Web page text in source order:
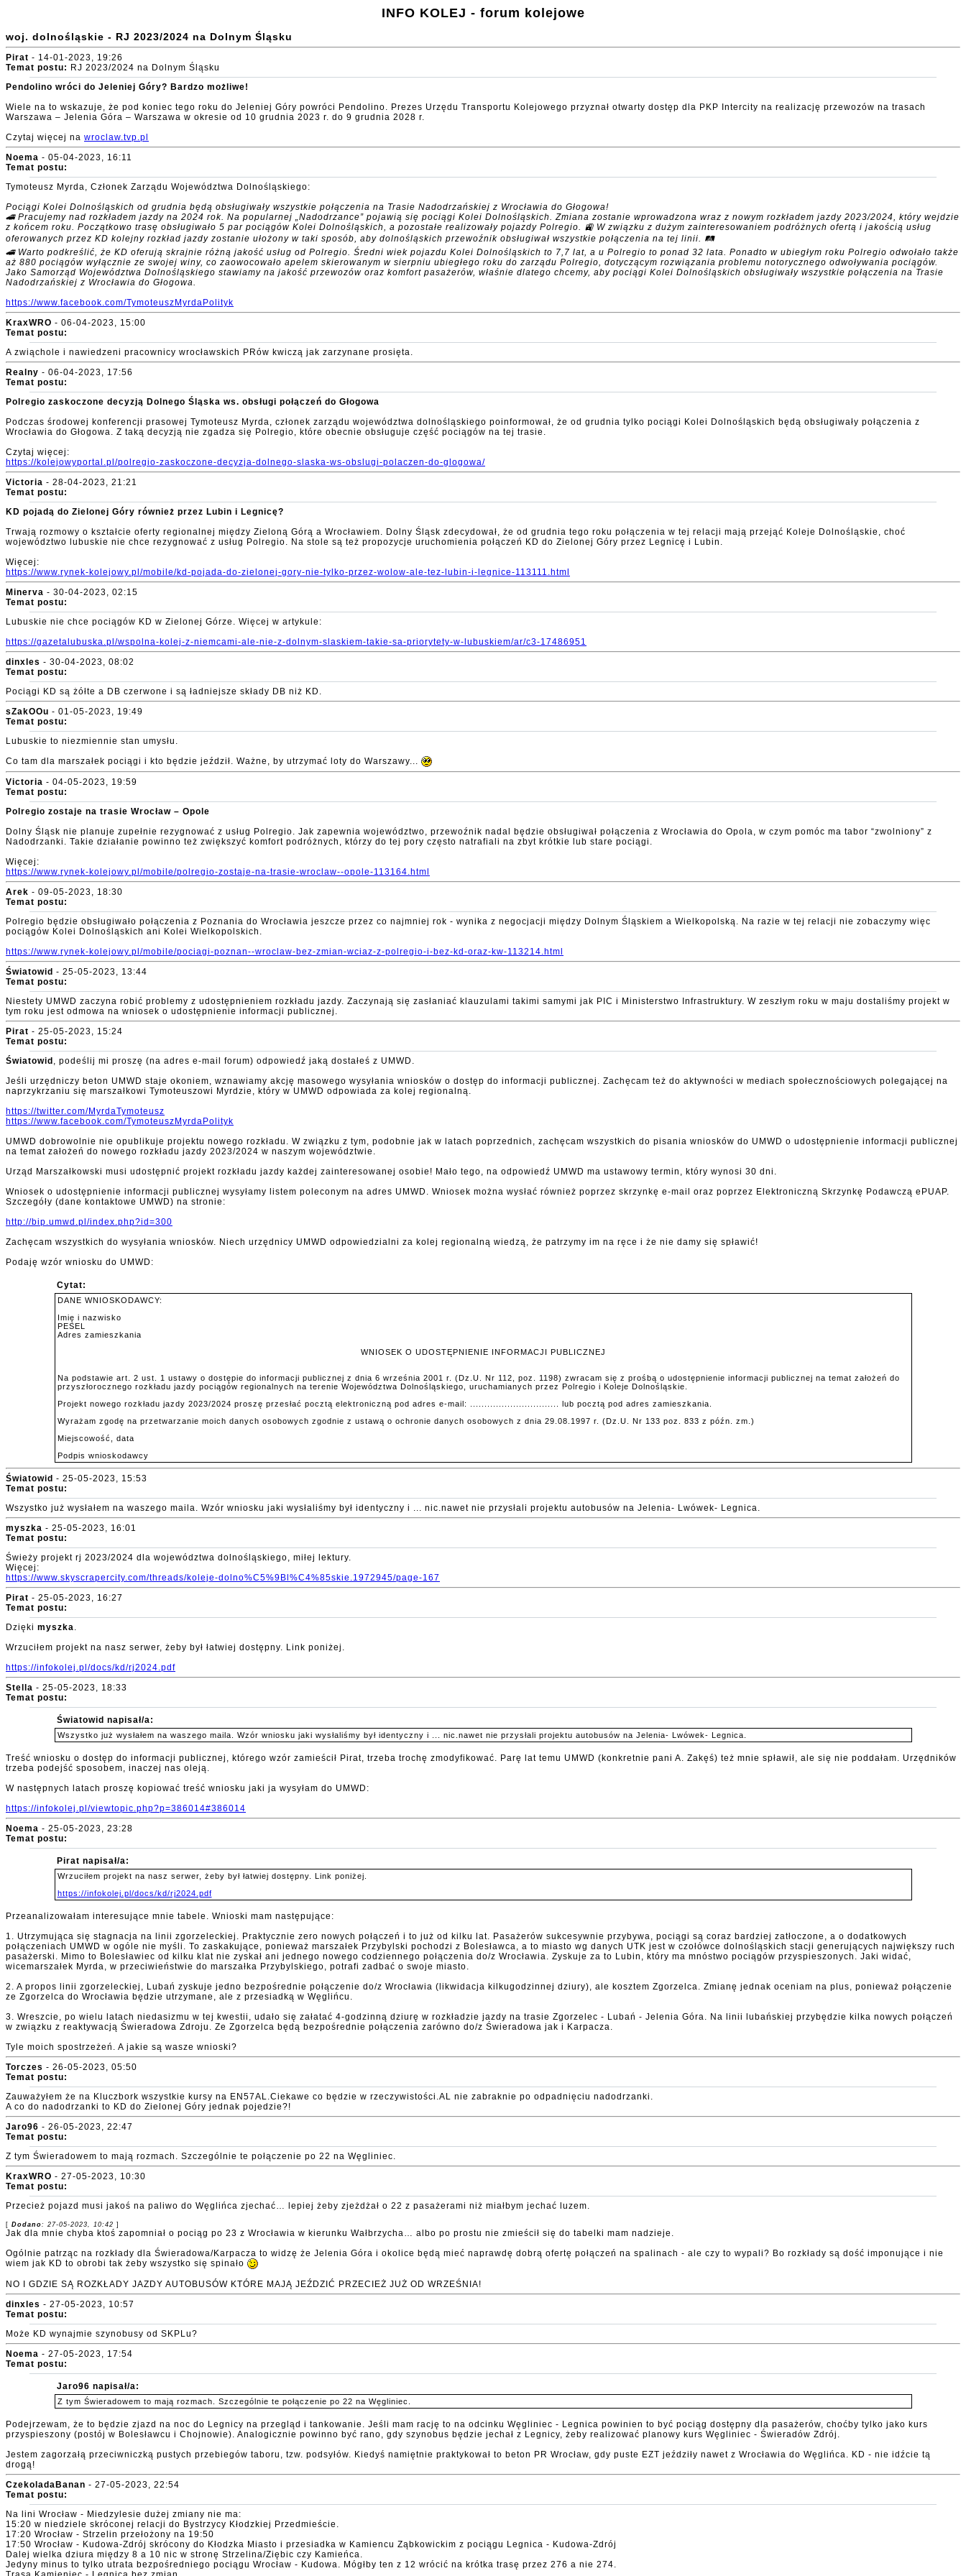
INFO KOLEJ - forum kolejowe
woj. dolnośląskie - RJ 2023/2024 na Dolnym Śląsku
Pirat - 14-01-2023, 19:26
Temat postu: RJ 2023/2024 na Dolnym Śląsku
Pendolino wróci do Jeleniej Góry? Bardzo możliwe!
Wiele na to wskazuje, że pod koniec tego roku do Jeleniej Góry powróci Pendolino. Prezes Urzędu Transportu Kolejowego przyznał otwarty dostęp dla PKP Intercity na realizację przewozów na trasach
Warszawa – Jelenia Góra – Warszawa w okresie od 10 grudnia 2023 r. do 9 grudnia 2028 r.
Czytaj więcej na wroclaw.tvp.pl
Noema - 05-04-2023, 16:11
Temat postu:
Tymoteusz Myrda, Członek Zarządu Województwa Dolnośląskiego:
Pociągi Kolei Dolnośląskich od grudnia będą obsługiwały wszystkie połączenia na Trasie Nadodrzańskiej z Wrocławia do Głogowa!
🚄 Pracujemy nad rozkładem jazdy na 2024 rok. Na popularnej „Nadodrzance” pojawią się pociągi Kolei Dolnośląskich. Zmiana zostanie wprowadzona wraz z nowym rozkładem jazdy 2023/2024, który wejdzie
z końcem roku. Początkowo trasę obsługiwało 5 par pociągów Kolei Dolnośląskich, a pozostałe realizowały pojazdy Polregio. 🚉 W związku z dużym zainteresowaniem podróżnych ofertą i jakością usług
oferowanych przez KD kolejny rozkład jazdy zostanie ułożony w taki sposób, aby dolnośląskich przewoźnik obsługiwał wszystkie połączenia na tej linii. 🛤
🚄 Warto podkreślić, że KD oferują skrajnie różną jakość usług od Polregio. Średni wiek pojazdu Kolei Dolnośląskich to 7,7 lat, a u Polregio to ponad 32 lata. Ponadto w ubiegłym roku Polregio odwołało także
aż 880 pociągów wyłącznie ze swojej winy, co zaowocowało apelem skierowanym w sierpniu ubiegłego roku do zarządu Polregio, dotyczącym rozwiązania problemu notorycznego odwoływania pociągów.
Jako Samorząd Województwa Dolnośląskiego stawiamy na jakość przewozów oraz komfort pasażerów, właśnie dlatego chcemy, aby pociągi Kolei Dolnośląskich obsługiwały wszystkie połączenia na Trasie
Nadodrzańskiej z Wrocławia do Głogowa.
https://www.facebook.com/TymoteuszMyrdaPolityk
KraxWRO - 06-04-2023, 15:00
Temat postu:
A zwiąchole i nawiedzeni pracownicy wrocławskich PRów kwiczą jak zarzynane prosięta.
Realny - 06-04-2023, 17:56
Temat postu:
Polregio zaskoczone decyzją Dolnego Śląska ws. obsługi połączeń do Głogowa
Podczas środowej konferencji prasowej Tymoteusz Myrda, członek zarządu województwa dolnośląskiego poinformował, że od grudnia tylko pociągi Kolei Dolnośląskich będą obsługiwały połączenia z
Wrocławia do Głogowa. Z taką decyzją nie zgadza się Polregio, które obecnie obsługuje część pociągów na tej trasie.
Czytaj więcej:
https://kolejowyportal.pl/polregio-zaskoczone-decyzja-dolnego-slaska-ws-obslugi-polaczen-do-glogowa/
Victoria - 28-04-2023, 21:21
Temat postu:
KD pojadą do Zielonej Góry również przez Lubin i Legnicę?
Trwają rozmowy o kształcie oferty regionalnej między Zieloną Górą a Wrocławiem. Dolny Śląsk zdecydował, że od grudnia tego roku połączenia w tej relacji mają przejąć Koleje Dolnośląskie, choć
województwo lubuskie nie chce rezygnować z usług Polregio. Na stole są też propozycje uruchomienia połączeń KD do Zielonej Góry przez Legnicę i Lubin.
Więcej:
https://www.rynek-kolejowy.pl/mobile/kd-pojada-do-zielonej-gory-nie-tylko-przez-wolow-ale-tez-lubin-i-legnice-113111.html
Minerva - 30-04-2023, 02:15
Temat postu:
Lubuskie nie chce pociągów KD w Zielonej Górze. Więcej w artykule:
https://gazetalubuska.pl/wspolna-kolej-z-niemcami-ale-nie-z-dolnym-slaskiem-takie-sa-priorytety-w-lubuskiem/ar/c3-17486951
dinxles - 30-04-2023, 08:02
Temat postu:
Pociągi KD są żółte a DB czerwone i są ładniejsze składy DB niż KD.
sZakOOu - 01-05-2023, 19:49
Temat postu:
Lubuskie to niezmiennie stan umysłu.
Co tam dla marszałek pociągi i kto będzie jeździł. Ważne, by utrzymać loty do Warszawy...
Victoria - 04-05-2023, 19:59
Temat postu:
Polregio zostaje na trasie Wrocław – Opole
Dolny Śląsk nie planuje zupełnie rezygnować z usług Polregio. Jak zapewnia województwo, przewoźnik nadal będzie obsługiwał połączenia z Wrocławia do Opola, w czym pomóc ma tabor “zwolniony” z
Nadodrzanki. Takie działanie powinno też zwiększyć komfort podróżnych, którzy do tej pory często natrafiali na zbyt krótkie lub stare pociągi.
Więcej:
https://www.rynek-kolejowy.pl/mobile/polregio-zostaje-na-trasie-wroclaw--opole-113164.html
Arek - 09-05-2023, 18:30
Temat postu:
Polregio będzie obsługiwało połączenia z Poznania do Wrocławia jeszcze przez co najmniej rok - wynika z negocjacji między Dolnym Śląskiem a Wielkopolską. Na razie w tej relacji nie zobaczymy więc
pociągów Kolei Dolnośląskich ani Kolei Wielkopolskich.
https://www.rynek-kolejowy.pl/mobile/pociagi-poznan--wroclaw-bez-zmian-wciaz-z-polregio-i-bez-kd-oraz-kw-113214.html
Światowid - 25-05-2023, 13:44
Temat postu:
Niestety UMWD zaczyna robić problemy z udostępnieniem rozkładu jazdy. Zaczynają się zasłaniać klauzulami takimi samymi jak PIC i Ministerstwo Infrastruktury. W zeszłym roku w maju dostaliśmy projekt w
tym roku jest odmowa na wniosek o udostępnienie informacji publicznej.
Pirat - 25-05-2023, 15:24
Temat postu:
Światowid , podeślij mi proszę (na adres e-mail forum) odpowiedź jaką dostałeś z UMWD.
Jeśli urzędniczy beton UMWD staje okoniem, wznawiamy akcję masowego wysyłania wniosków o dostęp do informacji publicznej. Zachęcam też do aktywności w mediach społecznościowych polegającej na
naprzykrzaniu się marszałkowi Tymoteuszowi Myrdzie, który w UMWD odpowiada za kolej regionalną.
https://twitter.com/MyrdaTymoteusz
https://www.facebook.com/TymoteuszMyrdaPolityk
UMWD dobrowolnie nie opublikuje projektu nowego rozkładu. W związku z tym, podobnie jak w latach poprzednich, zachęcam wszystkich do pisania wniosków do UMWD o udostępnienie informacji publicznej
na temat założeń do nowego rozkładu jazdy 2023/2024 w naszym województwie.
Urząd Marszałkowski musi udostępnić projekt rozkładu jazdy każdej zainteresowanej osobie! Mało tego, na odpowiedź UMWD ma ustawowy termin, który wynosi 30 dni.
Wniosek o udostępnienie informacji publicznej wysyłamy listem poleconym na adres UMWD. Wniosek można wysłać również poprzez skrzynkę e-mail oraz poprzez Elektroniczną Skrzynkę Podawczą ePUAP.
Szczegóły (dane kontaktowe UMWD) na stronie:
http://bip.umwd.pl/index.php?id=300
Zachęcam wszystkich do wysyłania wniosków. Niech urzędnicy UMWD odpowiedzialni za kolej regionalną wiedzą, że patrzymy im na ręce i że nie damy się spławić!
Podaję wzór wniosku do UMWD:
Cytat:
DANE WNIOSKODAWCY:
Imię i nazwisko
PESEL
Adres zamieszkania
WNIOSEK O UDOSTĘPNIENIE INFORMACJI PUBLICZNEJ
Na podstawie art. 2 ust. 1 ustawy o dostępie do informacji publicznej z dnia 6 września 2001 r. (Dz.U. Nr 112, poz. 1198) zwracam się z prośbą o udostępnienie informacji publicznej na temat założeń do
przyszłorocznego rozkładu jazdy pociągów regionalnych na terenie Województwa Dolnośląskiego, uruchamianych przez Polregio i Koleje Dolnośląskie.
Projekt nowego rozkładu jazdy 2023/2024 proszę przesłać pocztą elektroniczną pod adres e-mail: ............................... lub pocztą pod adres zamieszkania.
Wyrażam zgodę na przetwarzanie moich danych osobowych zgodnie z ustawą o ochronie danych osobowych z dnia 29.08.1997 r. (Dz.U. Nr 133 poz. 833 z późn. zm.)
Miejscowość, data
Podpis wnioskodawcy
Światowid - 25-05-2023, 15:53
Temat postu:
Wszystko już wysłałem na waszego maila. Wzór wniosku jaki wysłaliśmy był identyczny i ... nic.nawet nie przysłali projektu autobusów na Jelenia- Lwówek- Legnica.
myszka - 25-05-2023, 16:01
Temat postu:
Świeży projekt rj 2023/2024 dla województwa dolnośląskiego, miłej lektury.
Więcej:
https://www.skyscrapercity.com/threads/koleje-dolno%C5%9Bl%C4%85skie.1972945/page-167
Pirat - 25-05-2023, 16:27
Temat postu:
Dzięki myszka.
Wrzuciłem projekt na nasz serwer, żeby był łatwiej dostępny. Link poniżej.
https://infokolej.pl/docs/kd/rj2024.pdf
Stella - 25-05-2023, 18:33
Temat postu:
Światowid napisał/a:
Wszystko już wysłałem na waszego maila. Wzór wniosku jaki wysłaliśmy był identyczny i ... nic.nawet nie przysłali projektu autobusów na Jelenia- Lwówek- Legnica.
Treść wniosku o dostęp do informacji publicznej, którego wzór zamieścił Pirat, trzeba trochę zmodyfikować. Parę lat temu UMWD (konkretnie pani A. Zakęś) też mnie spławił, ale się nie poddałam. Urzędników
trzeba podejść sposobem, inaczej nas oleją.
W następnych latach proszę kopiować treść wniosku jaki ja wysyłam do UMWD:
https://infokolej.pl/viewtopic.php?p=386014#386014
Noema - 25-05-2023, 23:28
Temat postu:
Pirat napisał/a:
Wrzuciłem projekt na nasz serwer, żeby był łatwiej dostępny. Link poniżej.
https://infokolej.pl/docs/kd/rj2024.pdf
Przeanalizowałam interesujące mnie tabele. Wnioski mam następujące:
1. Utrzymująca się stagnacja na linii zgorzeleckiej. Praktycznie zero nowych połączeń i to już od kilku lat. Pasażerów sukcesywnie przybywa, pociągi są coraz bardziej zatłoczone, a o dodatkowych
połączeniach UMWD w ogóle nie myśli. To zaskakujące, ponieważ marszałek Przybylski pochodzi z Bolesławca, a to miasto wg danych UTK jest w czołówce dolnośląskich stacji generujących największy ruch
pasażerski. Mimo to Bolesławiec od kilku klat nie zyskał ani jednego nowego codziennego połączenia do/z Wrocławia. Zyskuje za to Lubin, który ma mnóstwo pociągów przyspieszonych. Jaki widać,
wicemarszałek Myrda, w przeciwieństwie do marszałka Przybylskiego, potrafi zadbać o swoje miasto.
2. A propos linii zgorzeleckiej, Lubań zyskuje jedno bezpośrednie połączenie do/z Wrocławia (likwidacja kilkugodzinnej dziury), ale kosztem Zgorzelca. Zmianę jednak oceniam na plus, ponieważ połączenie
ze Zgorzelca do Wrocławia będzie utrzymane, ale z przesiadką w Węglińcu.
3. Wreszcie, po wielu latach niedasizmu w tej kwestii, udało się załatać 4-godzinną dziurę w rozkładzie jazdy na trasie Zgorzelec - Lubań - Jelenia Góra. Na linii lubańskiej przybędzie kilka nowych połączeń
w związku z reaktywacją Świeradowa Zdroju. Ze Zgorzelca będą bezpośrednie połączenia zarówno do/z Świeradowa jak i Karpacza.
Tyle moich spostrzeżeń. A jakie są wasze wnioski?
Torczes - 26-05-2023, 05:50
Temat postu:
Zauważyłem że na Kluczbork wszystkie kursy na EN57AL.Ciekawe co będzie w rzeczywistości.AL nie zabraknie po odpadnięciu nadodrzanki.
A co do nadodrzanki to KD do Zielonej Góry jednak pojedzie?!
Jaro96 - 26-05-2023, 22:47
Temat postu:
Z tym Świeradowem to mają rozmach. Szczególnie te połączenie po 22 na Węgliniec.
KraxWRO - 27-05-2023, 10:30
Temat postu:
Przecież pojazd musi jakoś na paliwo do Węglińca zjechać… lepiej żeby zjeżdżał o 22 z pasażerami niż miałbym jechać luzem.
[ Dodano: 27-05-2023, 10:42 ]
Jak dla mnie chyba ktoś zapomniał o pociąg po 23 z Wrocławia w kierunku Wałbrzycha… albo po prostu nie zmieścił się do tabelki mam nadzieje.
Ogólnie patrząc na rozkłady dla Świeradowa/Karpacza to widzę że Jelenia Góra i okolice będą mieć naprawdę dobrą ofertę połączeń na spalinach - ale czy to wypali? Bo rozkłady są dość imponujące i nie
wiem jak KD to obrobi tak żeby wszystko się spinało
NO I GDZIE SĄ ROZKŁADY JAZDY AUTOBUSÓW KTÓRE MAJĄ JEŹDZIĆ PRZECIEŻ JUŻ OD WRZEŚNIA!
dinxles - 27-05-2023, 10:57
Temat postu:
Może KD wynajmie szynobusy od SKPLu?
Noema - 27-05-2023, 17:54
Temat postu:
Jaro96 napisał/a:
Z tym Świeradowem to mają rozmach. Szczególnie te połączenie po 22 na Węgliniec.
Podejrzewam, że to będzie zjazd na noc do Legnicy na przegląd i tankowanie. Jeśli mam rację to na odcinku Węgliniec - Legnica powinien to być pociąg dostępny dla pasażerów, choćby tylko jako kurs
przyspieszony (postój w Bolesławcu i Chojnowie). Analogicznie powinno być rano, gdy szynobus będzie jechał z Legnicy, żeby realizować planowy kurs Węgliniec - Świeradów Zdrój.
Jestem zagorzałą przeciwniczką pustych przebiegów taboru, tzw. podsyłów. Kiedyś namiętnie praktykował to beton PR Wrocław, gdy puste EZT jeździły nawet z Wrocławia do Węglińca. KD - nie idźcie tą
drogą!
CzekoladaBanan - 27-05-2023, 22:54
Temat postu:
Na lini Wrocław - Miedzylesie dużej zmiany nie ma:
15:20 w niedziele skróconej relacji do Bystrzycy Kłodzkiej Przedmieście.
17:20 Wrocław - Strzelin przełożony na 19:50
17:50 Wrocław - Kudowa-Zdrój skrócony do Kłodzka Miasto i przesiadka w Kamiencu Ząbkowickim z pociągu Legnica - Kudowa-Zdrój
Dalej wielka dziura między 8 a 10 nic w stronę Strzelina/Ziębic czy Kamieńca.
Jedyny minus to tylko utrata bezpośredniego pociągu Wrocław - Kudowa. Mógłby ten z 12 wrócić na krótka trasę przez 276 a nie 274.